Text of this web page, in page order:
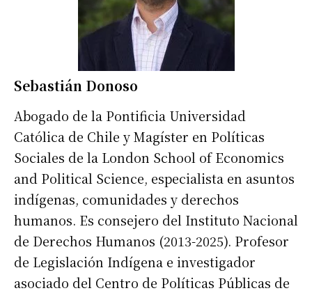
Sebastián Donoso
Abogado de la Pontificia Universidad
Católica de Chile y Magíster en Políticas
Sociales de la London School of Economics
and Political Science, especialista en asuntos
indígenas, comunidades y derechos
humanos. Es consejero del Instituto Nacional
de Derechos Humanos (2013-2025). Profesor
de Legislación Indígena e investigador
asociado del Centro de Políticas Públicas de